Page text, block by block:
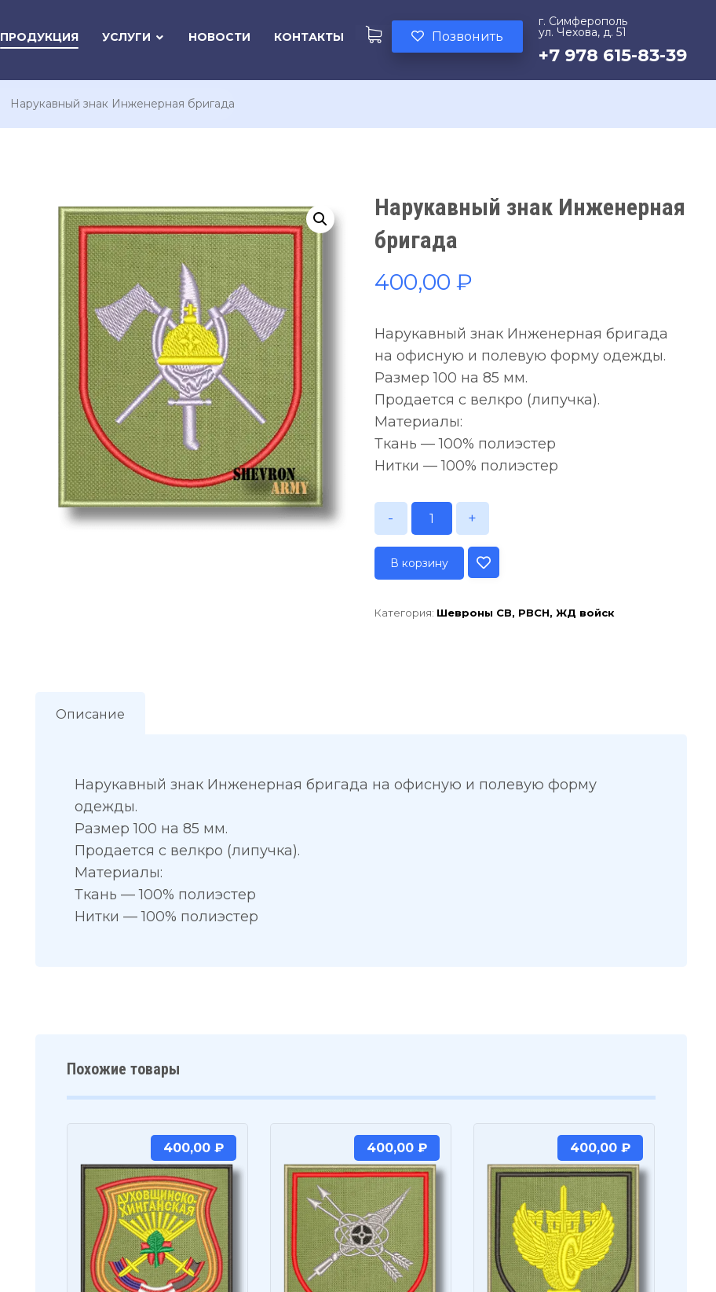
г. Симферополь
ул. Чехова, д. 51
+7 978 615-83-39
Позвонить
ПРОДУКЦИЯ УСЛУГИ НОВОСТИ КОНТАКТЫ
Нарукавный знак Инженерная бригада
Нарукавный знак Инженерная
бригада
400,00 ₽
Нарукавный знак Инженерная бригада
на офисную и полевую форму одежды.
Размер 100 на 85 мм.
Продается с велкро (липучка).
Материалы:
Ткань — 100% полиэстер
Нитки — 100% полиэстер
- +
В корзину
Категория: Шевроны СВ, РВСН, ЖД войск
Описание
Нарукавный знак Инженерная бригада на офисную и полевую форму
одежды.
Размер 100 на 85 мм.
Продается с велкро (липучка).
Материалы:
Ткань — 100% полиэстер
Нитки — 100% полиэстер
Похожие товары
400,00 ₽ 400,00 ₽ 400,00 ₽